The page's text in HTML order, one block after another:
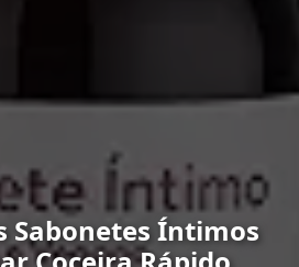
Sabonetes Íntimos